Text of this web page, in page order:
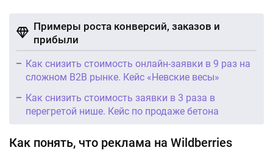
Примеры роста конверсий, заказов и
прибыли
Как снизить стоимость онлайн-заявки в 9 раз на
сложном B2B рынке. Кейс «Невские весы»
Как снизить стоимость заявки в 3 раза в
перегретой нише. Кейс по продаже бетона
Как понять, что реклама на Wildberries